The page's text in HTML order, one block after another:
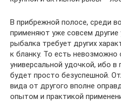
В прибрежной полосе, среди
применяют уже совсем
рыбалка требует других
к бланку. То есть
универсальной удочкой, ибо
будет просто безуспешной.
вида от другого вполне
опытом и практикой